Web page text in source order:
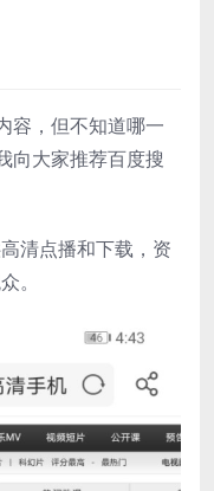
容，但不知道哪一
向大家推荐百度搜
清点播和下载，资
。